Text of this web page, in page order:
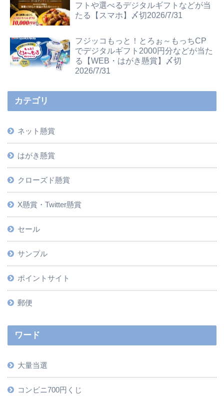
フトや選べるデジタルギフトなどが当
たる【スマホ】〆切2026/7/31
フジッコもっと！とろぉ～もっちCP
でデジタルギフト2000円分などが当た
る【WEB・はがき懸賞】〆切
2026/7/31
カテゴリ
ネット懸賞
はがき懸賞
クローズド懸賞
X懸賞・Twitter懸賞
セール
サンプル
ポイントサイト
郵便
ワード
大量当選
コンビニ700円くじ